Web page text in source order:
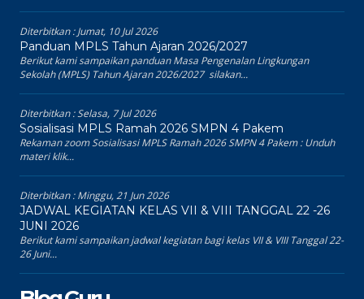
Diterbitkan :Jumat, 10 Jul 2026
Panduan MPLS Tahun Ajaran 2026/2027
Berikut kami sampaikan panduan Masa Pengenalan Lingkungan
Sekolah (MPLS) Tahun Ajaran 2026/2027 silakan...
Diterbitkan :Selasa, 7 Jul 2026
Sosialisasi MPLS Ramah 2026 SMPN 4 Pakem
Rekaman zoom Sosialisasi MPLS Ramah 2026 SMPN 4 Pakem : Unduh
materi klik...
Diterbitkan :Minggu, 21 Jun 2026
JADWAL KEGIATAN KELAS VII & VIII TANGGAL 22 -26
JUNI 2026
Berikut kami sampaikan jadwal kegiatan bagi kelas VII & VIII Tanggal 22-
26 Juni...